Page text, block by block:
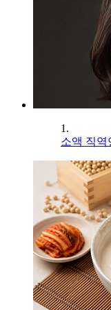
1.
소액 직역